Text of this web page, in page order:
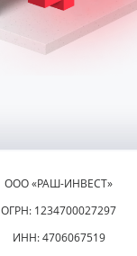
ООО «РАШ-ИНВЕСТ»
ОГРН: 1234700027297
ИНН: 4706067519